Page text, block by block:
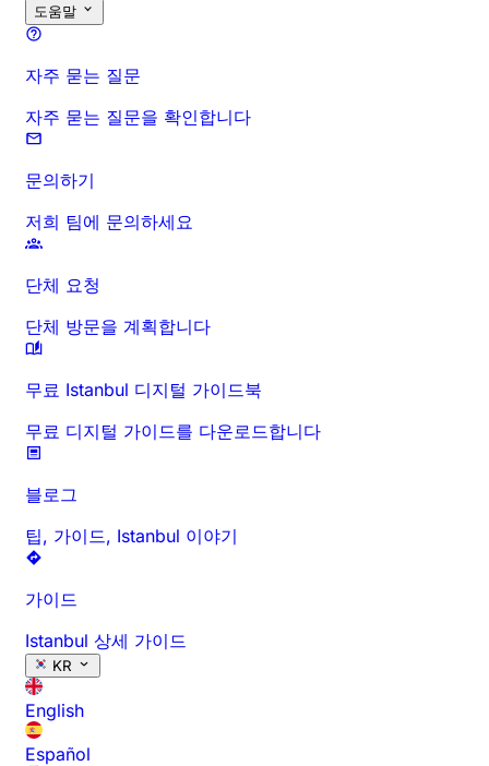
도움말
자주 묻는 질문
자주 묻는 질문을 확인합니다
문의하기
저희 팀에 문의하세요
단체 요청
단체 방문을 계획합니다
무료 Istanbul 디지털 가이드북
무료 디지털 가이드를 다운로드합니다
블로그
팁, 가이드, Istanbul 이야기
가이드
Istanbul 상세 가이드
KR
English
Español